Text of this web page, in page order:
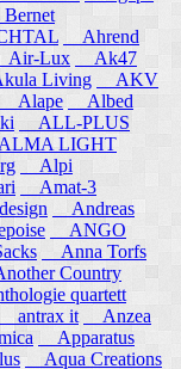
Ahrend
Air-Lux
Ak47
Living
AKV
Alape
Albed
ALL-PLUS
LIGHT
Alpi
Amat-3
Andreas
ANGO
Anna Torfs
Country
quartett
antrax it
Anzea
Apparatus
Aqua Creations